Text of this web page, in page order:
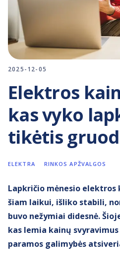
2025-12-05
Elektros
kas vyko
tikėtis
ELEKTRA RINKOS APŽVALGOS
Lapkričio mėnesio
šiam laikui, išliko stabili,
buvo nežymiai didesnė.
kas lemia kainų
paramos galimybės